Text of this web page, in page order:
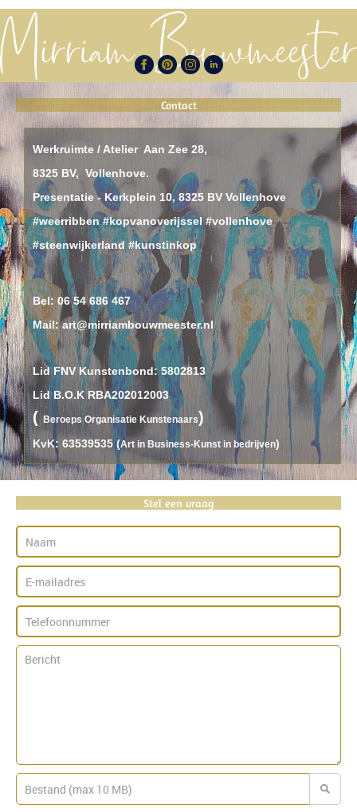
Contact
Werkruimte / Atelier Aan Zee 28,
8325 BV, Vollenhove.
Presentatie - Kerkplein 10, 8325 BV Vollenhove
#weerribben #kopvanoverijssel #vollenhove
#steenwijkerland #kunstinkop
Bel:06 54 686 467
Mail: art@mirriambouwmeester.nl
Lid FNV Kunstenbond: 5802813
Lid B.O.K RBA202012003
(BeroepsOrganisatie Kunstenaars)
KvK: 63539535 (Art in Business-Kunst in bedrijven)
Stel een vraag